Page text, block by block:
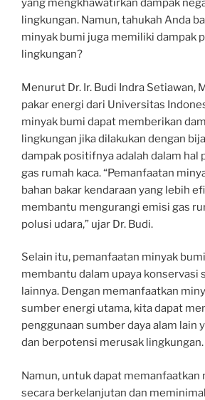
yang mengkhawatirkan dampak
lingkungan. Namun, tahukah Anda
minyak bumi juga memiliki dampak
lingkungan?
Menurut Dr. Ir. Budi Indra Setiawan,
pakar energi dari Universitas
minyak bumi dapat memberikan
lingkungan jika dilakukan dengan
dampak positifnya adalah dalam hal
gas rumah kaca. “Pemanfaatan
bahan bakar kendaraan yang lebih
membantu mengurangi emisi gas
polusi udara,” ujar Dr. Budi.
Selain itu, pemanfaatan minyak
membantu dalam upaya konservasi
lainnya. Dengan memanfaatkan
sumber energi utama, kita dapat
penggunaan sumber daya alam lain
dan berpotensi merusak lingkungan.
Namun, untuk dapat memanfaatkan
secara berkelanjutan dan